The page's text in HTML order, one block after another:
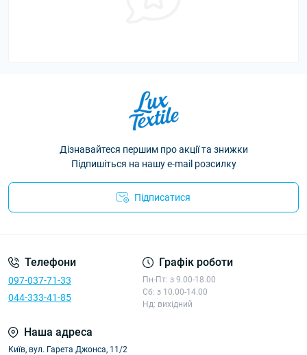
Дізнавайтеся першим про акції та знижки
Підпишіться на нашу e-mail розсилку
Підписатися
Телефони
097-037-71-33
044-333-41-85
Графік роботи
Пн-Пт: з 9.00-18.00
Сб: з 10.00-14.00
Нд: вихідний
Наша адреса
Київ, вул. Гарета Джонса, 11/2